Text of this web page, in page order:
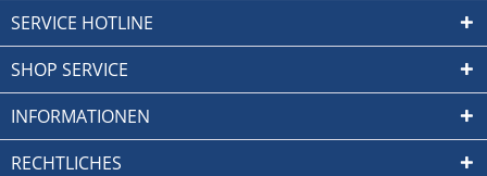
SERVICE HOTLINE
SHOP SERVICE
INFORMATIONEN
RECHTLICHES